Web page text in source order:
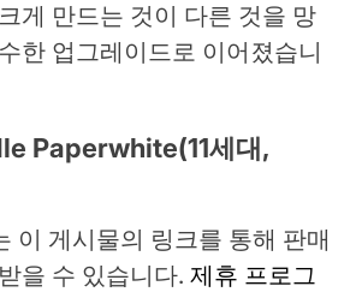
게 만드는 것이 다른 것을 망
한 업그레이드로 이어졌습니
Paperwhite(11세대,
이 게시물의 링크를 통해 판매
을 수 있습니다. 제휴 프로그